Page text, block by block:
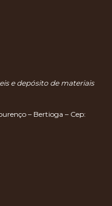
e depósito de materiais
– Bertioga – Cep: